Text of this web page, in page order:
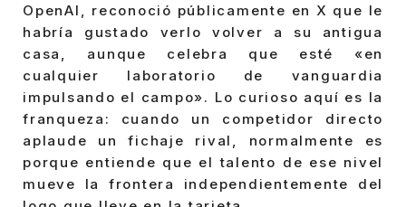
OpenAI, reconoció públicamente en X que le
habría gustado verlo volver a su antigua
casa, aunque celebra que esté «en
cualquier laboratorio de vanguardia
impulsando el campo». Lo curioso aquí es la
franqueza: cuando un competidor directo
aplaude un fichaje rival, normalmente es
porque entiende que el talento de ese nivel
mueve la frontera independientemente del